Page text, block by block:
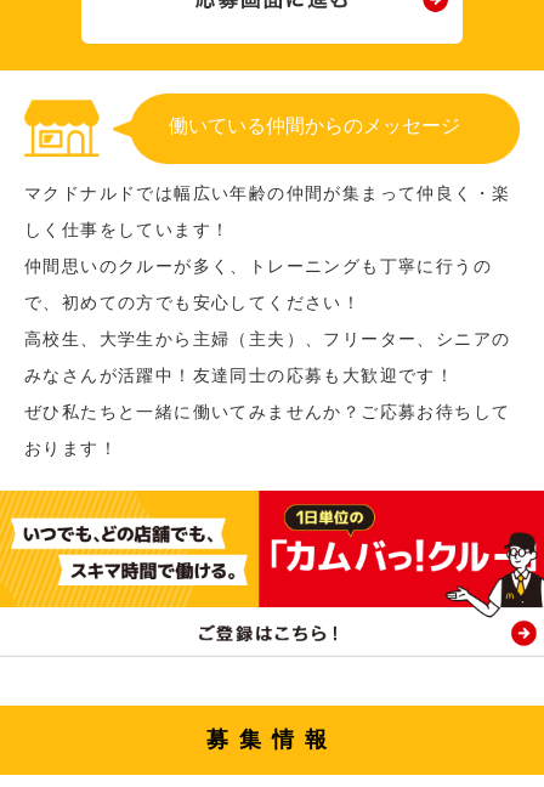
働いている仲間からのメッセージ
マクドナルドでは幅広い年齢の仲間が集まって仲良く・楽
しく仕事をしています！
仲間思いのクルーが多く、トレーニングも丁寧に行うの
で、初めての方でも安心してください！
高校生、大学生から主婦（主夫）、フリーター、シニアの
みなさんが活躍中！友達同士の応募も大歓迎です！
ぜひ私たちと一緒に働いてみませんか？ご応募お待ちして
おります！
募集情報